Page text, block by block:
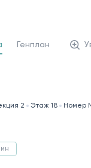
Генплан
2 Этаж 18
Номер